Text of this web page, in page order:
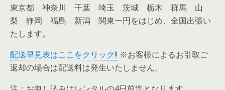
東京都 神奈川 千葉 埼玉 茨城 栃木 群馬 山
梨 静岡 福島 新潟 関東一円をはじめ、全国出張い
たします。
配送早見表はここをクリック!! ※お客様によるお引取ご
返却の場合は配送料は発生いたしません。